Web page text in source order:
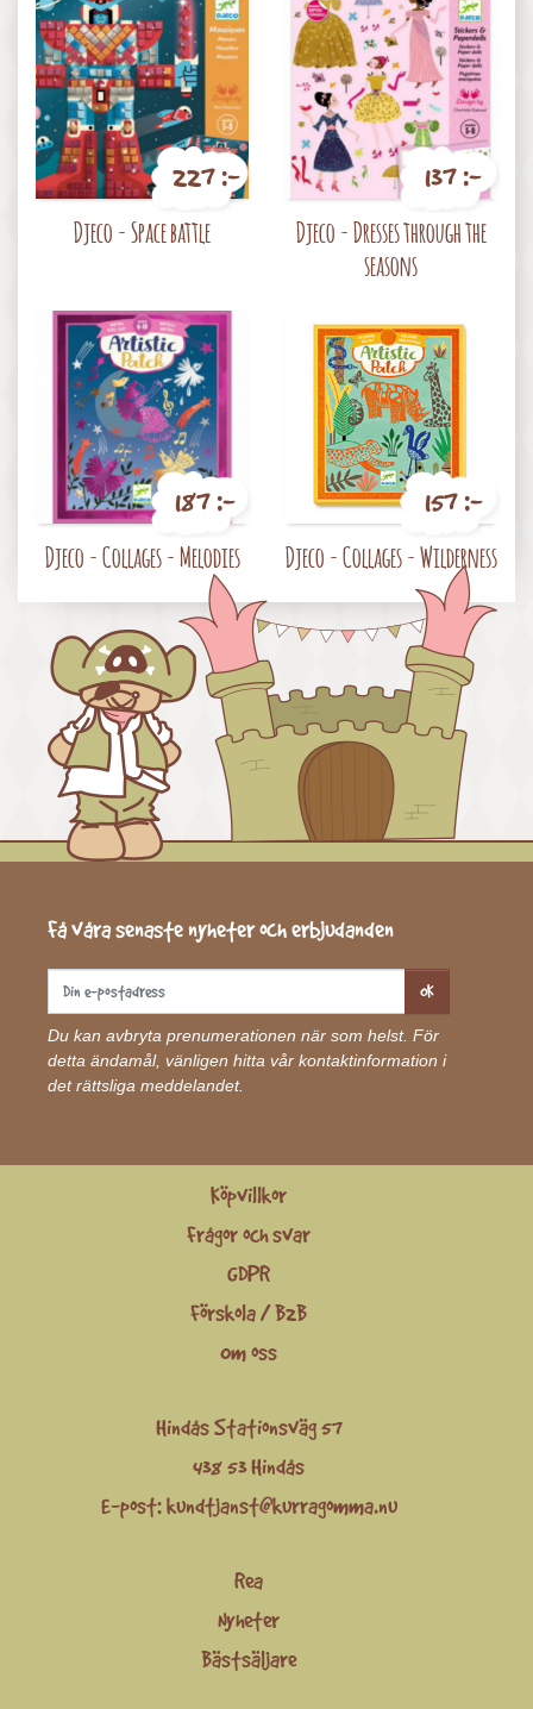
227 :-
Djeco - Space battle
137 :-
Djeco - Dresses through the
seasons
187 :-
Djeco - Collages - Melodies
157 :-
Djeco - Collages - Wilderness
Få våra senaste nyheter och erbjudanden
OK
Du kan avbryta prenumerationen när som helst. För
detta ändamål, vänligen hitta vår kontaktinformation i
det rättsliga meddelandet.
Köpvillkor
Frågor och svar
GDPR
Förskola / B2B
Om oss
Hindås Stationsväg 57
438 53 Hindås
E-post:kundtjanst@kurragomma.nu
Rea
Nyheter
Bästsäljare